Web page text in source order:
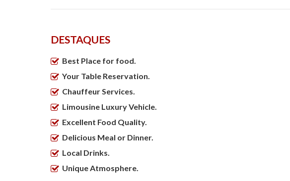
DESTAQUES
Best Place for food.
Your Table Reservation.
Chauffeur Services.
Limousine Luxury Vehicle.
Excellent Food Quality.
Delicious Meal or Dinner.
Local Drinks.
Unique Atmosphere.